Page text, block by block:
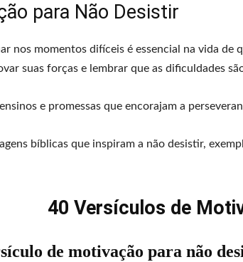
para Não Desistir
nos momentos difíceis é essencial na vida de
suas forças e lembrar que as dificuldades
e promessas que encorajam a
bíblicas que inspiram a não desistir,
40 Versículos de
de motivação para não